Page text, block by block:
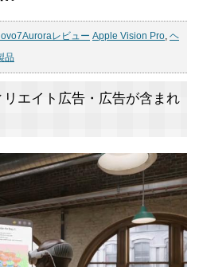
レビュー Apple Vision Pro, ヘ
品
エイト広告・広告が含まれ